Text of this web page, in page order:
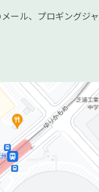
ール、プロギングジ